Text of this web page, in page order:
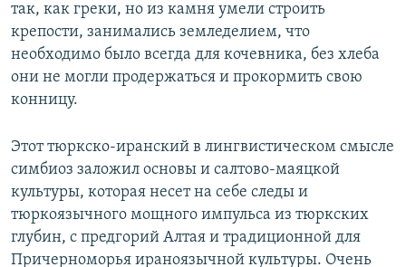
так, как греки, но из камня умели строить
крепости, занимались земледелием, что
необходимо было всегда для кочевника, без хлеба
они не могли продержаться и прокормить свою
конницу.
Этот тюркско-иранский в лингвистическом смысле
симбиоз заложил основы и салтово-маяцкой
культуры, которая несет на себе следы и
тюркоязычного мощного импульса из тюркских
глубин, с предгорий Алтая и традиционной для
Причерноморья ираноязычной культуры. Очень